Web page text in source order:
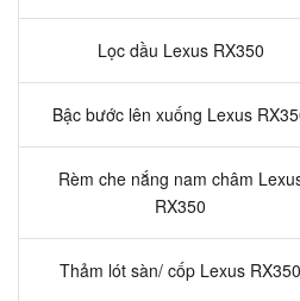
Lọc dầu Lexus RX350
Bậc bước lên xuống Lexus
Rèm che nắng nam châm
RX350
Thảm lót sàn/ cốp Lexus RX350